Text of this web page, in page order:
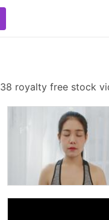
38 royalty free stock